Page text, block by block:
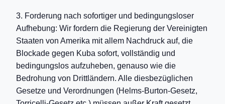
3. Forderung nach sofortiger und bedingungsloser
Aufhebung: Wir fordern die Regierung der Vereinigten
Staaten von Amerika mit allem Nachdruck auf, die
Blockade gegen Kuba sofort, vollständig und
bedingungslos aufzuheben, genauso wie die
Bedrohung von Drittländern. Alle diesbezüglichen
Gesetze und Verordnungen (Helms-Burton-Gesetz,